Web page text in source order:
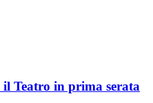
il Teatro in prima serata